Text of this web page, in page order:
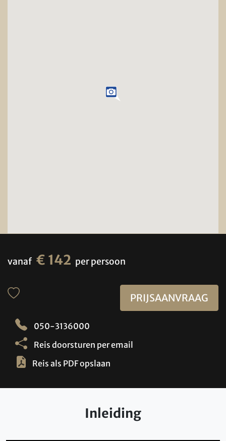
vanaf € 142 per persoon
PRIJSAANVRAAG
050-3136000
Reis doorsturen per email
Reis als PDF opslaan
Inleiding